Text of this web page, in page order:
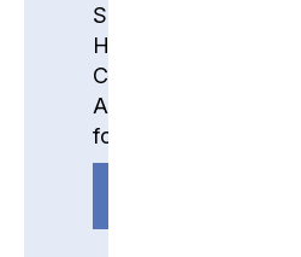
Sicherheit markant
Handynummer ist
Code hinterlegt.
Authenticator-App
folgenden Anleitung.